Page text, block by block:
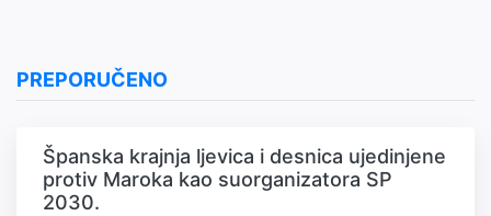
PREPORUČENO
Španska krajnja ljevica i desnica ujedinjene
protiv Maroka kao suorganizatora SP
2030.